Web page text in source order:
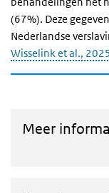
(67%). Deze
Nederlandse
Wisselink et al., 2025
Meer